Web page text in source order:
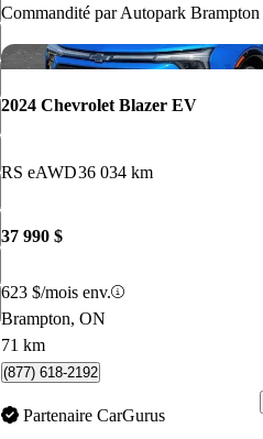
Commandité parAutopark Brampton
2024 Chevrolet Blazer EV
RS eAWD36 034 km
37 990 $
623 $/mois env.
Brampton, ON
71 km
(877) 618-2192
Partenaire CarGurus